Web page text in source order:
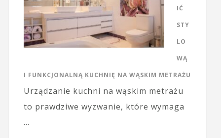
IĆ
STY
LO
WĄ
I FUNKCJONALNĄ KUCHNIĘ NA WĄSKIM METRAŻU
Urządzanie kuchni na wąskim metrażu
to prawdziwe wyzwanie, które wymaga
…